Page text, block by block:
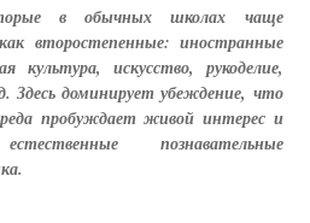
в обычных школах чаще
второстепенные: иностранные
культура, искусство, рукоделие,
Здесь доминирует убеждение, что
пробуждает живой интерес и
познавательные